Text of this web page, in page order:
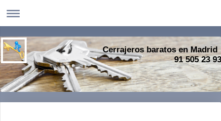
Cerrajeros baratos en Madrid
91 505 23